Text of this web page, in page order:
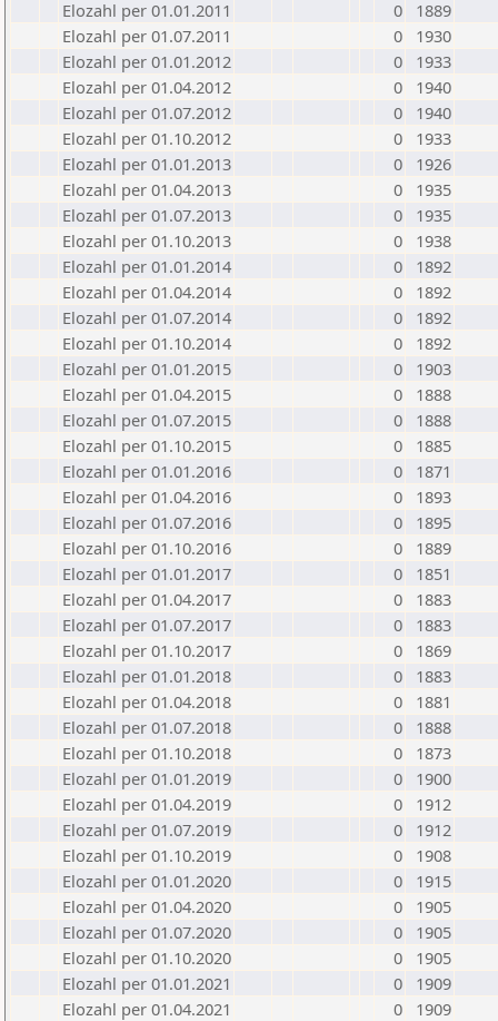
Elozahl per 01.01.2011
0
1889
Elozahl per 01.07.2011
0
1930
Elozahl per 01.01.2012
0
1933
Elozahl per 01.04.2012
0
1940
Elozahl per 01.07.2012
0
1940
Elozahl per 01.10.2012
0
1933
Elozahl per 01.01.2013
0
1926
Elozahl per 01.04.2013
0
1935
Elozahl per 01.07.2013
0
1935
Elozahl per 01.10.2013
0
1938
Elozahl per 01.01.2014
0
1892
Elozahl per 01.04.2014
0
1892
Elozahl per 01.07.2014
0
1892
Elozahl per 01.10.2014
0
1892
Elozahl per 01.01.2015
0
1903
Elozahl per 01.04.2015
0
1888
Elozahl per 01.07.2015
0
1888
Elozahl per 01.10.2015
0
1885
Elozahl per 01.01.2016
0
1871
Elozahl per 01.04.2016
0
1893
Elozahl per 01.07.2016
0
1895
Elozahl per 01.10.2016
0
1889
Elozahl per 01.01.2017
0
1851
Elozahl per 01.04.2017
0
1883
Elozahl per 01.07.2017
0
1883
Elozahl per 01.10.2017
0
1869
Elozahl per 01.01.2018
0
1883
Elozahl per 01.04.2018
0
1881
Elozahl per 01.07.2018
0
1888
Elozahl per 01.10.2018
0
1873
Elozahl per 01.01.2019
0
1900
Elozahl per 01.04.2019
0
1912
Elozahl per 01.07.2019
0
1912
Elozahl per 01.10.2019
0
1908
Elozahl per 01.01.2020
0
1915
Elozahl per 01.04.2020
0
1905
Elozahl per 01.07.2020
0
1905
Elozahl per 01.10.2020
0
1905
Elozahl per 01.01.2021
0
1909
Elozahl per 01.04.2021
0
1909